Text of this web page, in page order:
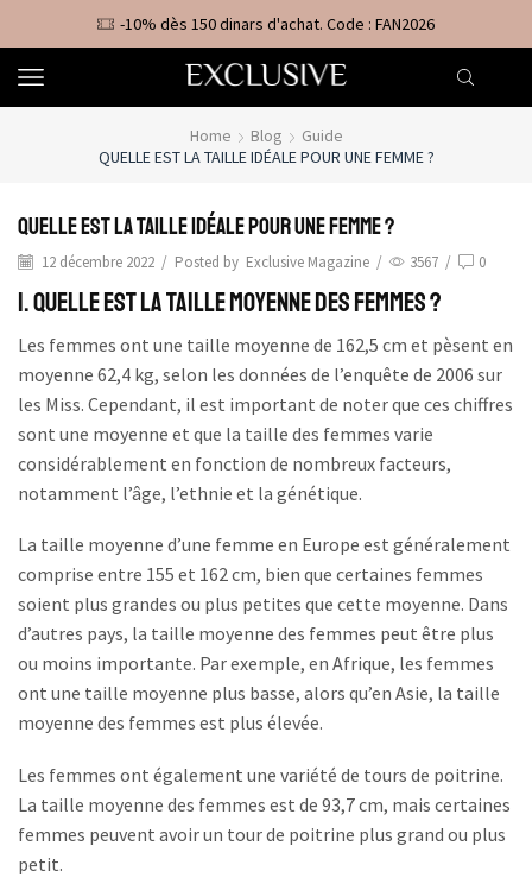
-10% dès 150 dinars d'achat. Code : FAN2026
Home Blog
Guide
QUELLE EST LA TAILLE IDÉALE POUR UNE FEMME ?
Quelle est la taille idéale pour une femme ?
12 décembre 2022 / Posted by Exclusive Magazine / 3567 / 0
1. Quelle est la taille moyenne des femmes ?
Les femmes ont une taille moyenne de 162,5 cm et pèsent en
moyenne 62,4 kg, selon les données de l’enquête de 2006 sur
les Miss. Cependant, il est important de noter que ces chiffres
sont une moyenne et que la taille des femmes varie
considérablement en fonction de nombreux facteurs,
notamment l’âge, l’ethnie et la génétique.
La taille moyenne d’une femme en Europe est généralement
comprise entre 155 et 162 cm, bien que certaines femmes
soient plus grandes ou plus petites que cette moyenne. Dans
d’autres pays, la taille moyenne des femmes peut être plus
ou moins importante. Par exemple, en Afrique, les femmes
ont une taille moyenne plus basse, alors qu’en Asie, la taille
moyenne des femmes est plus élevée.
Les femmes ont également une variété de tours de poitrine.
La taille moyenne des femmes est de 93,7 cm, mais certaines
femmes peuvent avoir un tour de poitrine plus grand ou plus
petit.